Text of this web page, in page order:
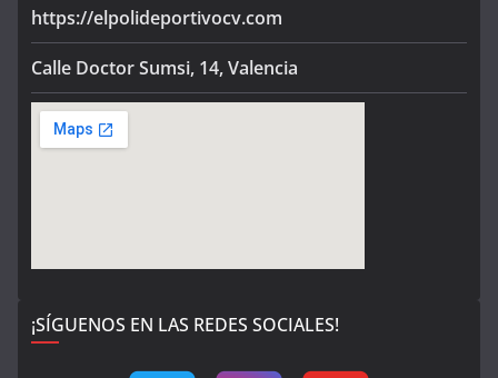
https://elpolideportivocv.com
Calle Doctor Sumsi, 14, Valencia
¡SÍGUENOS EN LAS REDES SOCIALES!